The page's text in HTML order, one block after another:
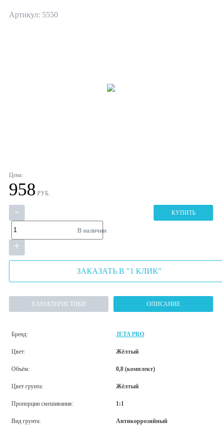
Артикул: 5550
Цена:
958 РУБ.
-
+
КУПИТЬ
В наличии
ЗАКАЗАТЬ В "1 КЛИК"
ХАРАКТЕРИСТИКИ ОПИСАНИЕ
Бренд: JETA PRO
Цвет: Жёлтый
Объём: 0,8 (комплект)
Цвет грунта: Жёлтый
Пропорции смешивания: 1:1
Вид грунта: Антикоррозийный